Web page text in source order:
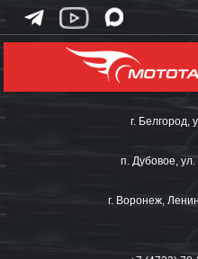
г. Белгород,
п. Дубовое,
г. Воронеж,